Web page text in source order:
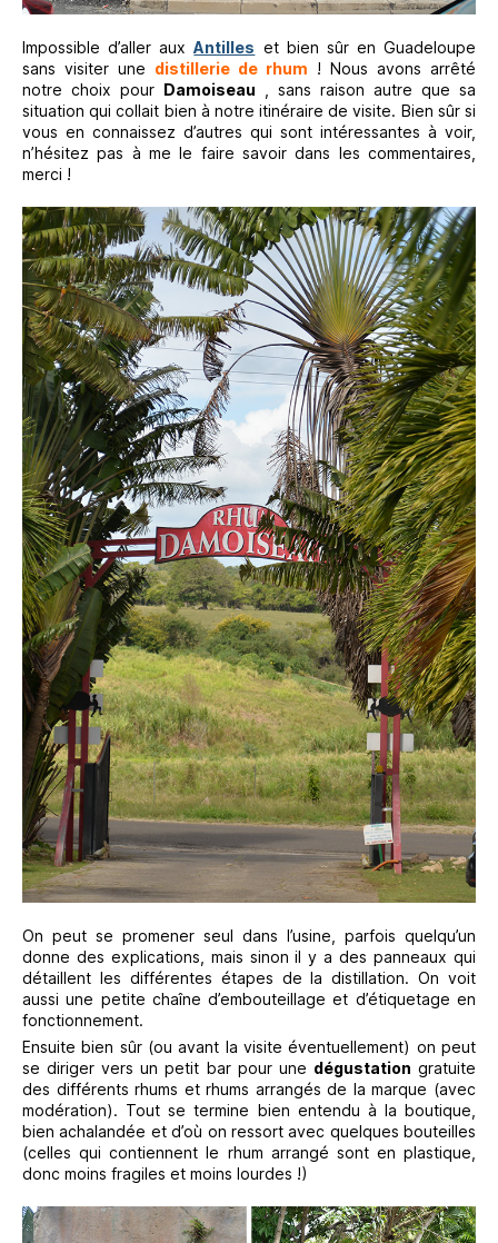
Impossible d’aller auxAntilles et bien sûr en Guadeloupe
sans visiter une distillerie de rhum ! Nous avons arrêté
notre choix pour Damoiseau , sans raison autre que sa
situation qui collait bien à notre itinéraire de visite. Bien sûr si
vous en connaissez d’autres qui sont intéressantes à voir,
n’hésitez pas à me le faire savoir dans les commentaires,
merci !
On peut se promener seul dans l’usine, parfois quelqu’un
donne des explications, mais sinon il y a des panneaux qui
détaillent les différentes étapes de la distillation. On voit
aussi une petite chaîne d’embouteillage et d’étiquetage en
fonctionnement.
Ensuite bien sûr (ou avant la visite éventuellement) on peut
se diriger vers un petit bar pour une dégustation gratuite
des différents rhums et rhums arrangés de la marque (avec
modération). Tout se termine bien entendu à la boutique,
bien achalandée et d’où on ressort avec quelques bouteilles
(celles qui contiennent le rhum arrangé sont en plastique,
donc moins fragiles et moins lourdes !)